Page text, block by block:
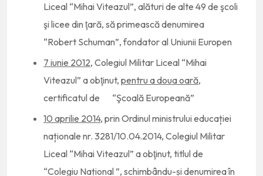
Liceal “Mihai Viteazul”, alături de alte 49 de şcoli
şi licee din ţară, să primească denumirea
“Robert Schuman”, fondator al Uniunii Europen
7 iunie 2012, Colegiul Militar Liceal “Mihai
Viteazul” a obţinut, pentru a doua oară,
certificatul de “Şcoală Europeană”
10 aprilie 2014, prin Ordinul ministrului educației
naționale nr. 3281/10.04.2014, Colegiul Militar
Liceal “Mihai Viteazul” a obţinut, titlul de
“Colegiu Național ”, schimbându-și denumirea în